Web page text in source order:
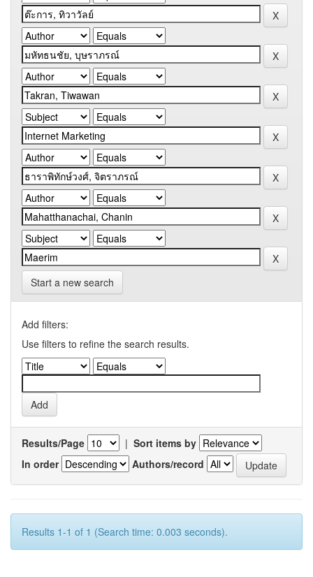
Start a new search
Add filters:
Use filters to refine the search results.
Results/Page | Sort items by
In order
Authors/record
Results 1-1 of 1 (Search time: 0.003 seconds).